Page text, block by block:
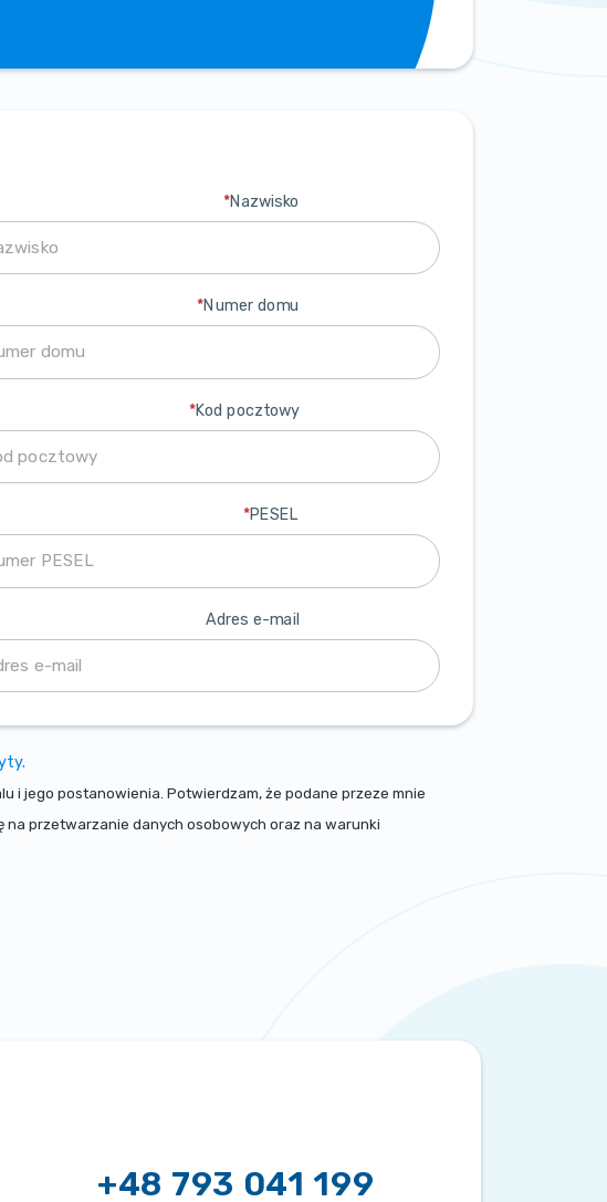
Nazwisko
*
Numer domu
*
Kod pocztowy
*
PESEL
*
Adres e-mail
i jego postanowienia. Potwierdzam, że podane przeze mnie
na przetwarzanie danych osobowych oraz na warunki
+48 793 041 199